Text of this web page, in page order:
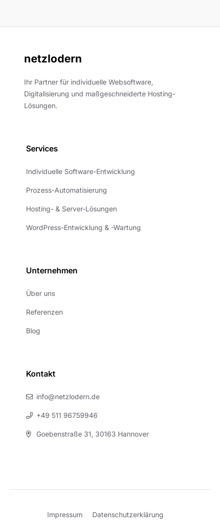
netzlodern
Ihr Partner für individuelle Websoftware,
Digitalisierung und maßgeschneiderte Hosting-
Lösungen.
Services
Individuelle Software-Entwicklung
Prozess-Automatisierung
Hosting- & Server-Lösungen
WordPress-Entwicklung & -Wartung
Unternehmen
Über uns
Referenzen
Blog
Kontakt
info@netzlodern.de
+49 511 96759946
Goebenstraße 31, 30163 Hannover
Impressum Datenschutzerklärung